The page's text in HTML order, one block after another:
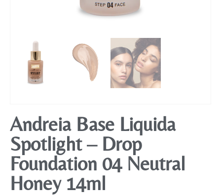
Andreia Base Liquida
Spotlight – Drop
Foundation 04 Neutral
Honey 14ml